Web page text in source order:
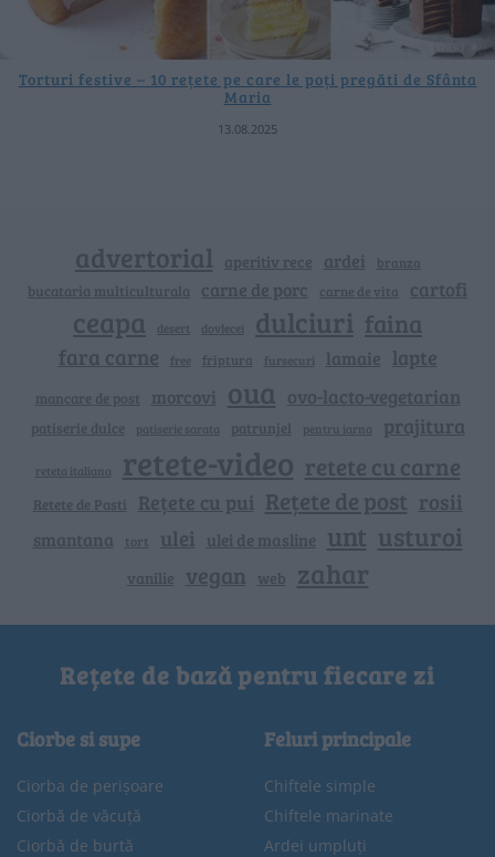
Torturi festive – 10 rețete pe care le poți pregăti de Sfânta
Maria
13.08.2025
advertorial aperitiv rece ardei branza
bucataria multiculturala carne de porc carne de vita cartofi
ceapa desert dovlecei dulciuri faina
fara carne free friptura fursecuri lamaie lapte
mancare de post morcovi oua ovo-lacto-vegetarian
patiserie dulce patiserie sarata patrunjel pentru iarna prajitura
reteta italiana retete-video retete cu carne
Retete de Pasti Rețete cu pui Rețete de post rosii
smantana tort ulei ulei de masline unt usturoi
vanilie vegan web zahar
Rețete de bază pentru fiecare zi
Ciorbe si supe
Ciorba de perișoare
Ciorbă de văcuță
Ciorbă de burtă
Feluri principale
Chiftele simple
Chiftele marinate
Ardei umpluți